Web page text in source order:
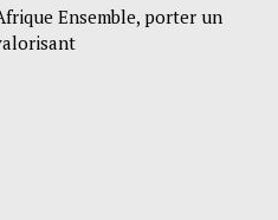
Ensemble, porter un